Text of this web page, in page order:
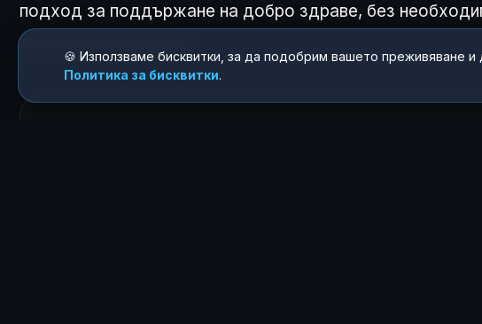
подход за поддържане на добро здраве, без
диетични тенденции.
🍪 Използваме бисквитки, за да подобрим вашето преживяване
Политика за бисквитки.